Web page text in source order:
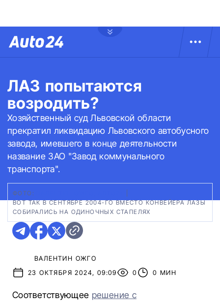
ЛАЗ попытаются
возродить?
Хозяйственный суд Львовской области
прекратил ликвидацию Львовского автобусного
завода, имевшего в конце деятельности
название ЗАО "Завод коммунального
транспорта".
ФОТО:
ВОТ ТАК В СЕНТЯБРЕ 2004-ГО ВМЕСТО КОНВЕЙЕРА ЛАЗЫ
СОБИРАЛИСЬ НА ОДИНОЧНЫХ СТАПЕЛЯХ
ВАЛЕНТИН ОЖГО
23 ОКТЯБРЯ 2024, 09:09
0 0 МИН
Соответствующее решение с